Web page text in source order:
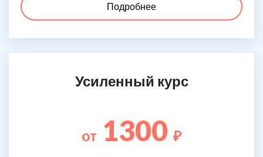
Подробнее
Усиленный курс
от 1300 ₽